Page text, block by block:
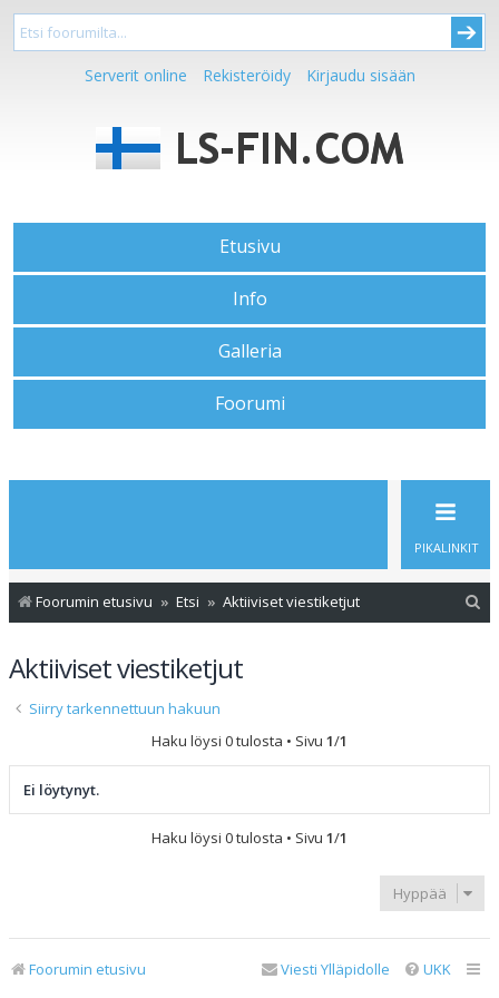
Serverit online Rekisteröidy Kirjaudu sisään
Etusivu
Info
Galleria
Foorumi
PIKALINKIT
Foorumin etusivu Etsi Aktiiviset viestiketjut
Aktiiviset viestiketjut
Siirry tarkennettuun hakuun
Haku löysi 0 tulosta • Sivu 1/1
Ei löytynyt.
Haku löysi 0 tulosta • Sivu 1/1
Hyppää
Foorumin etusivu UKK
Viesti Ylläpidolle